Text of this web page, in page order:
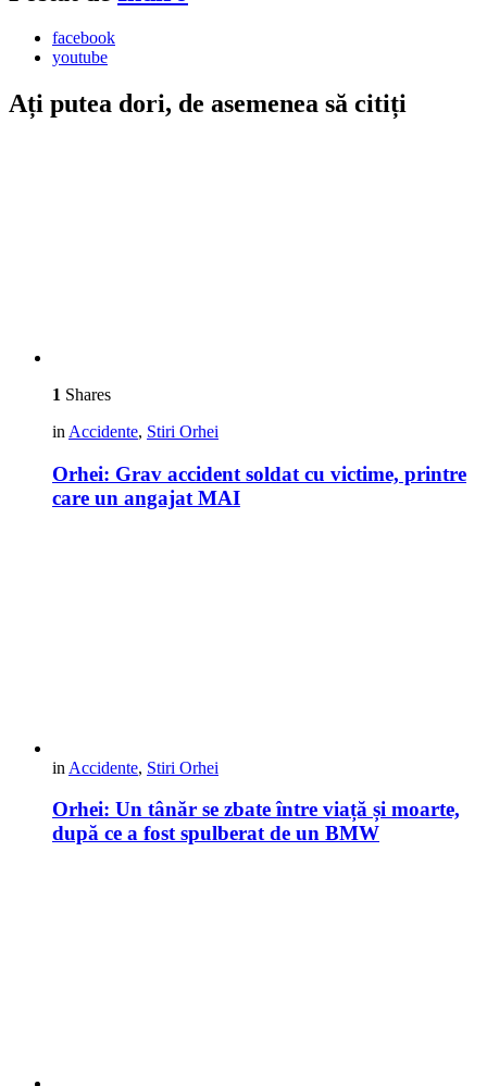
facebook
youtube
Ați putea dori, de asemenea să citiți
1 Shares
in Accidente, Stiri Orhei
Orhei: Grav accident soldat cu victime, printre
care un angajat MAI
in Accidente, Stiri Orhei
Orhei: Un tânăr se zbate între viață și moarte,
după ce a fost spulberat de un BMW